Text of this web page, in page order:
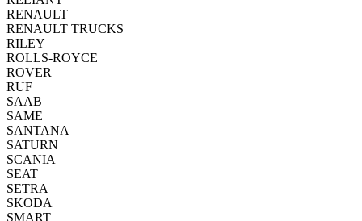
RENAULT
RENAULT TRUCKS
RILEY
ROLLS-ROYCE
ROVER
RUF
SAAB
SAME
SANTANA
SATURN
SCANIA
SEAT
SETRA
SKODA
SMART